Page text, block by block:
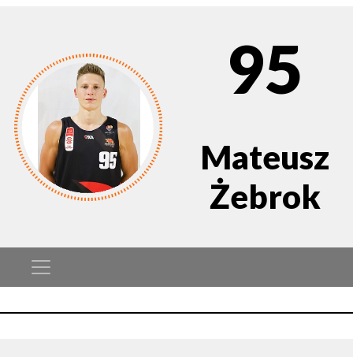
95
Mateusz
Żebrok